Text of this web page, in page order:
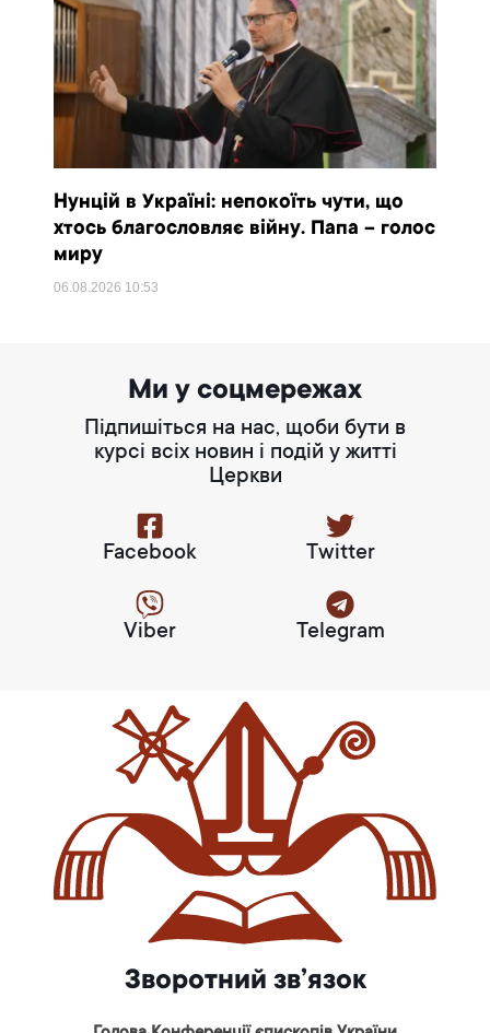
Нунцій в Україні: непокоїть чути, що
хтось благословляє війну. Папа – голос
миру
06.08.2026 10:53
Ми у соцмережах
Підпишіться на нас, щоби бути в
курсі всіх новин і подій у житті
Церкви
Facebook Twitter
Viber Telegram
Зворотний зв’язок